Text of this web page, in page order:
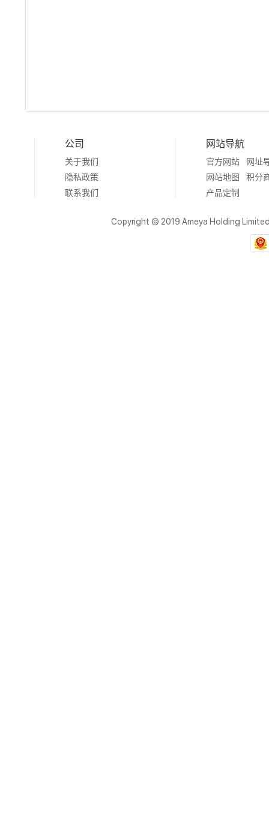
公司
关于我们
隐私政策
联系我们
网站导航
官方网站
网址
网站地图
积分
产品定制
Copyright © 2019 Ameya Holding